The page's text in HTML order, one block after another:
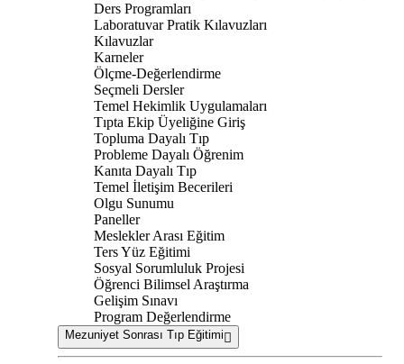
Ders Programları
Laboratuvar Pratik Kılavuzları
Kılavuzlar
Karneler
Ölçme-Değerlendirme
Seçmeli Dersler
Temel Hekimlik Uygulamaları
Tıpta Ekip Üyeliğine Giriş
Topluma Dayalı Tıp
Probleme Dayalı Öğrenim
Kanıta Dayalı Tıp
Temel İletişim Becerileri
Olgu Sunumu
Paneller
Meslekler Arası Eğitim
Ters Yüz Eğitimi
Sosyal Sorumluluk Projesi
Öğrenci Bilimsel Araştırma
Gelişim Sınavı
Program Değerlendirme
Mezuniyet Sonrası Tıp Eğitimi